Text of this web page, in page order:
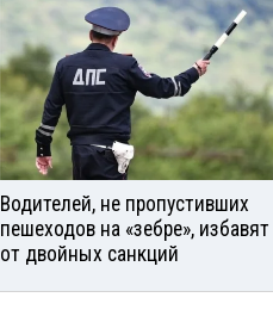
Водителей, не пропустивших
пешеходов на «зебре», избавят
от двойных санкций